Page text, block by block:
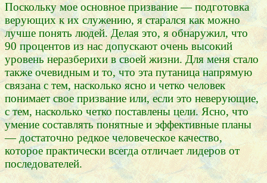
Поскольку мое основное призвание — подготовка
верующих к их служению, я старался как можно
лучше понять людей. Делая это, я обнаружил, что
90 процентов из нас допускают очень высокий
уровень неразберихи в своей жизни. Для меня стало
также очевидным и то, что эта путаница напрямую
связана с тем, насколько ясно и четко человек
понимает свое призвание или, если это неверующие,
с тем, насколько четко поставлены цели. Ясно, что
умение составлять понятные и эффективные планы
— достаточно редкое человеческое качество,
которое практически всегда отличает лидеров от
последователей.